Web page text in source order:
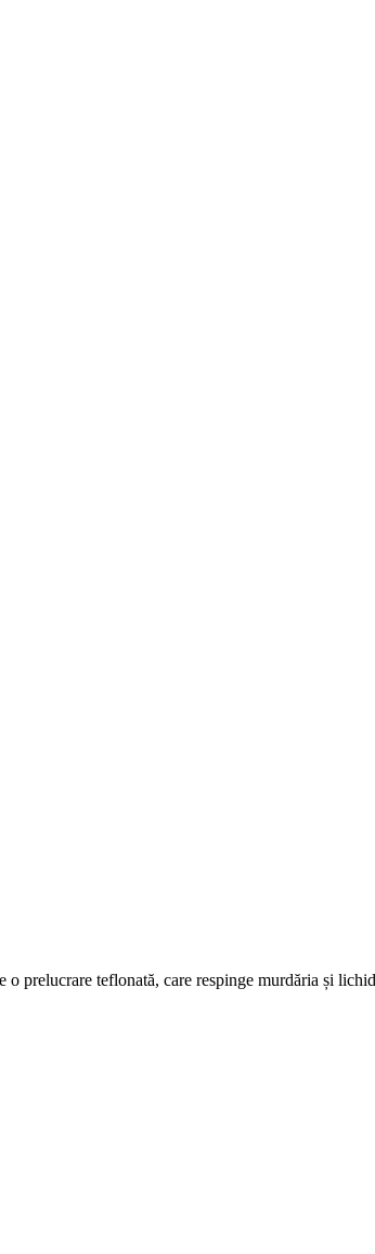
o prelucrare teflonată, care respinge murdăria și